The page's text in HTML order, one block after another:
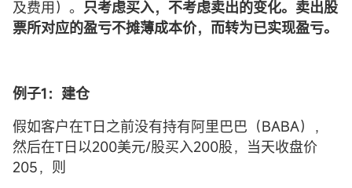
及费用）。 只考虑买入，不考虑卖出的变化。卖出股
票所对应的盈亏不摊薄成本价，而转为已实现盈亏。
例子1：建仓
假如客户在T日之前没有持有阿里巴巴（BABA），
然后在T日以200美元/股买入200股，当天收盘价
205，则